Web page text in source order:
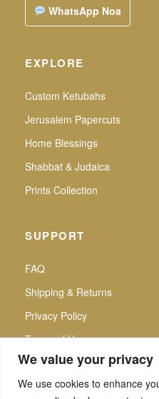
We value your privacy
We use cookies to enhance
WhatsApp Noa
EXPLORE
Custom Ketubahs
Jerusalem Papercuts
Home Blessings
Shabbat & Judaica
Prints Collection
SUPPORT
FAQ
Shipping & Returns
Privacy Policy
Terms of Use